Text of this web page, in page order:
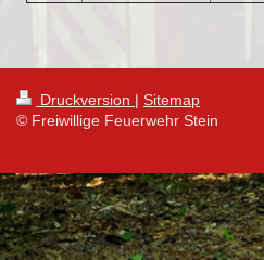
Druckversion | Sitemap
© Freiwillige Feuerwehr Stein